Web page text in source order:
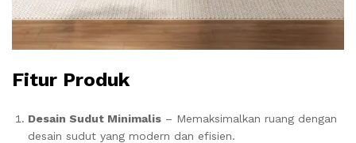
Fitur Produk
Desain Sudut Minimalis – Memaksimalkan ruang dengan
desain sudut yang modern dan efisien.